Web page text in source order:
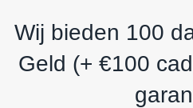
Wij bieden 100
Geld (+ €100